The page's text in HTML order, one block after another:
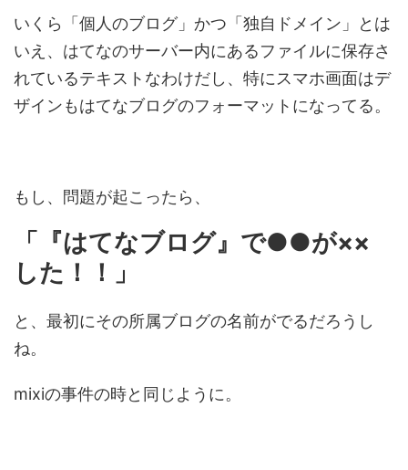
いくら「個人のブログ」かつ「独自ドメイン」とは
いえ、はてなのサーバー内にあるファイルに保存さ
れているテキストなわけだし、特にスマホ画面はデ
ザインもはてなブログのフォーマットになってる。
もし、問題が起こったら、
「『はてなブログ』で●●が××
した！！」
と、最初にその所属ブログの名前がでるだろうし
ね。
mixiの事件の時と同じように。